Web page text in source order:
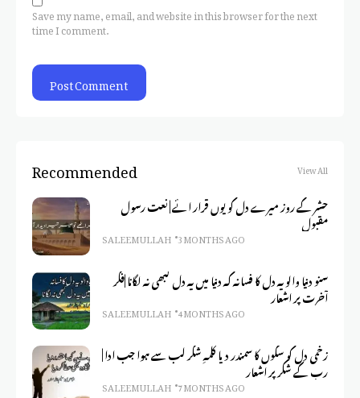
Save my name, email, and website in this browser for the next
time I comment.
Recommended View All
حشر کے روز میرے دل کو یوں قرار ائے | نعت رسول
مقبول
SALEEM ULLAH 3 MONTHS AGO
سنو دنیا والو یہ دل کا فسانہ کہ دنیا میں یہ دل کبھی نہ لگانا |فکر
آخرت پر اشعار
SALEEM ULLAH 4 MONTHS AGO
زخمی دل کو سکوں کا سمندر دیا کلمہِ شکر لب سے ہوا جب ادا |
رب کے شکر پر اشعار
SALEEM ULLAH 7 MONTHS AGO